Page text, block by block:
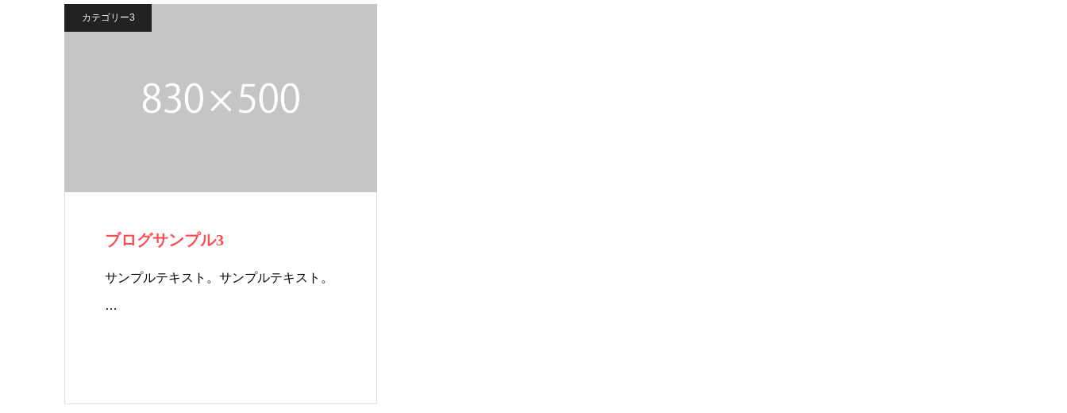
カテゴリー3
ブログサンプル3
サンプルテキスト。サンプルテキスト。
…